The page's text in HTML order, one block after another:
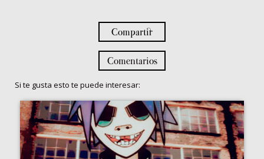
Compartir
Comentarios
Si te gusta esto te puede interesar: